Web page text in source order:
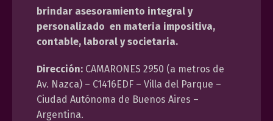
brindar asesoramiento integral y
personalizado en materia impositiva,
contable, laboral y societaria.
Dirección: CAMARONES 2950 (a metros de
Av. Nazca) – C1416EDF – Villa del Parque –
Ciudad Autónoma de Buenos Aires –
Argentina.